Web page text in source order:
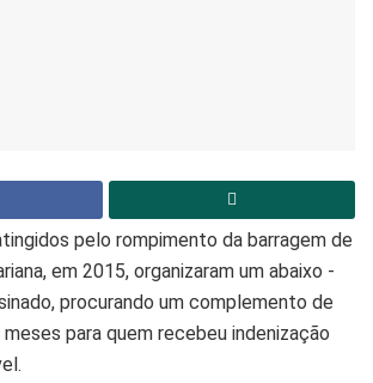
pelo rompimento da barragem de
em 2015, organizaram um abaixo -
procurando um complemento de
meses para quem recebeu indenização